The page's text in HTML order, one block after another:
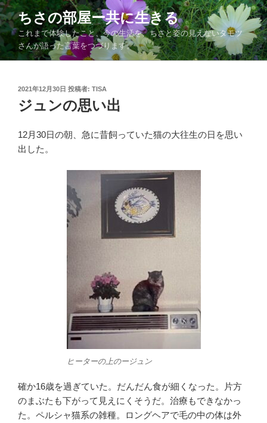
コ
ン
テ
ン
ツ
ちさの部屋ー共に生きる
これまで体験したこと、今の生活を、ちさと姿の見えないタモツ
さんが語った言葉をつづります。
投
稿
日:
2021年12月30日 投稿者: TISA
ジュンの思い出
12月30日の朝、急に昔飼っていた猫の大往生の日を思い
出した。
ヒーターの上のージュン
確か16歳を過ぎていた。だんだん食が細くなった。片方
のまぶたも下がって見えにくそうだ。治療もできなかっ
た。ペルシャ猫系の雑種。ロングヘアで毛の中の体は外